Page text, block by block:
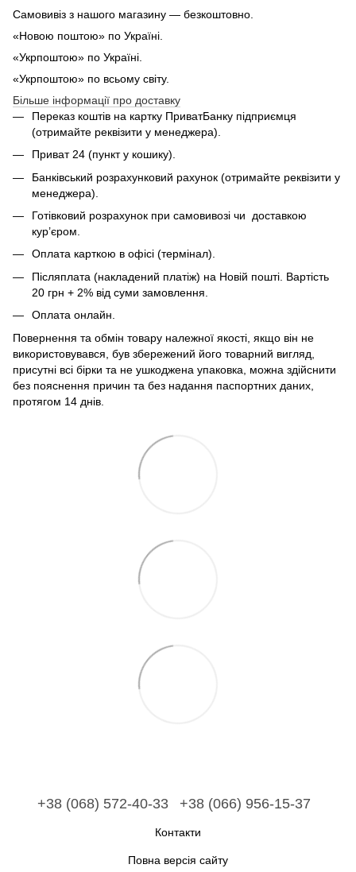
Самовивіз з нашого магазину — безкоштовно.
«Новою поштою» по Україні.
«Укрпоштою» по Україні.
«Укрпоштою» по всьому світу.
Більше інформації про доставку
Переказ коштів на картку ПриватБанку підприємця
(отримайте реквізити у менеджера).
Приват 24 (пункт у кошику).
Банківський розрахунковий рахунок (отримайте реквізити у
менеджера).
Готівковий розрахунок при самовивозі чи доставкою
кур’єром.
Оплата карткою в офісі (термінал).
Післяплата (накладений платіж) на Новій пошті. Вартість
20 грн + 2% від суми замовлення.
Оплата онлайн.
Повернення та обмін товару належної якості, якщо він не
використовувався, був збережений його товарний вигляд,
присутні всі бірки та не ушкоджена упаковка, можна здійснити
без пояснення причин та без надання паспортних даних,
протягом 14 днів.
+38 (068) 572-40-33 +38 (066) 956-15-37
Контакти
Повна версія сайту